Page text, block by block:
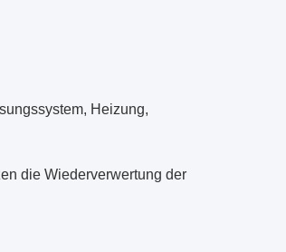
Heizung,
die Wiederverwertung der